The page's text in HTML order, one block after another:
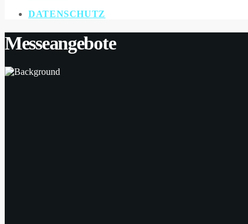
DATENSCHUTZ
Messeangebote